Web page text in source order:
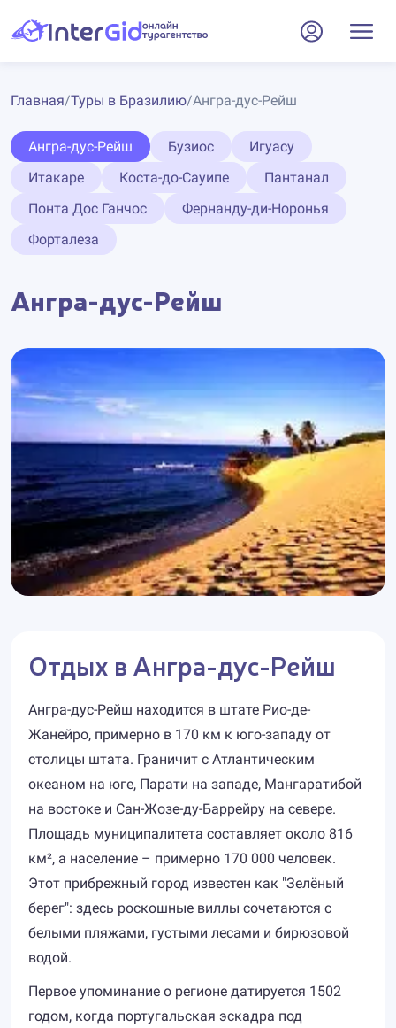
Главная/Туры в Бразилию/Ангра-дус-Рейш
Ангра-дус-Рейш Бузиос
Игуасу
Итакаре
Коста-до-Сауипе
Пантанал
Понта Дос Ганчос
Фернанду-ди-Норонья
Форталеза
Ангра-дус-Рейш
Отдых в Ангра-дус-Рейш
Ангра-дус-Рейш находится в штате Рио-де-
Жанейро, примерно в 170 км к юго-западу от
столицы штата. Граничит с Атлантическим
океаном на юге, Парати на западе, Мангаратибой
на востоке и Сан-Жозе-ду-Баррейру на севере.
Площадь муниципалитета составляет около 816
км², а население – примерно 170 000 человек.
Этот прибрежный город известен как "Зелёный
берег": здесь роскошные виллы сочетаются с
белыми пляжами, густыми лесами и бирюзовой
водой.
Первое упоминание о регионе датируется 1502
годом, когда португальская эскадра под